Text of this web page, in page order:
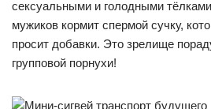
сексуальными и голодными
мужиков кормит спермой сучку,
просит добавки. Это зрелище
групповой порнухи!